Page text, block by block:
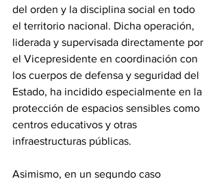
del orden y la disciplina social en todo
el territorio nacional. Dicha operación,
liderada y supervisada directamente por
el Vicepresidente en coordinación con
los cuerpos de defensa y seguridad del
Estado, ha incidido especialmente en la
protección de espacios sensibles como
centros educativos y otras
infraestructuras públicas.
Asimismo, en un segundo caso